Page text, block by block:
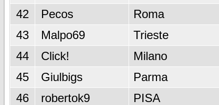
42
Pecos
Roma
43
Malpo69
Trieste
44
Click!
Milano
45
Giulbigs
Parma
46
robertok9
PISA